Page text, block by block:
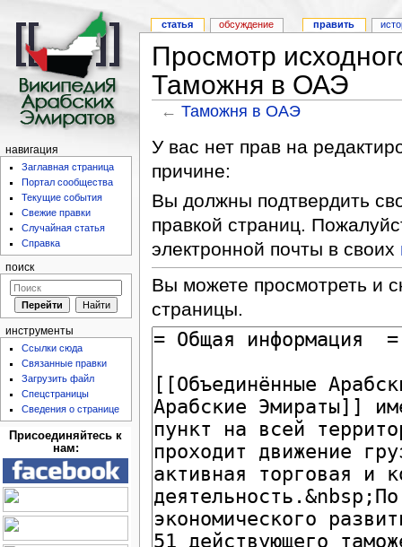
Просмотр
Таможня в ОАЭ
←Таможня в ОАЭ
У вас нет прав на
причине:
Вы должны подтвердить
правкой страниц.
электронной почты в своих
Вы можете просмотреть и
страницы.
статья обсуждение править
навигация
Заглавная страница
Портал сообщества
Текущие события
Свежие правки
Случайная статья
Справка
поиск
инструменты
Ссылки сюда
Связанные правки
Загрузить файл
Спецстраницы
Сведения о странице
Присоединяйтесь к
нам: